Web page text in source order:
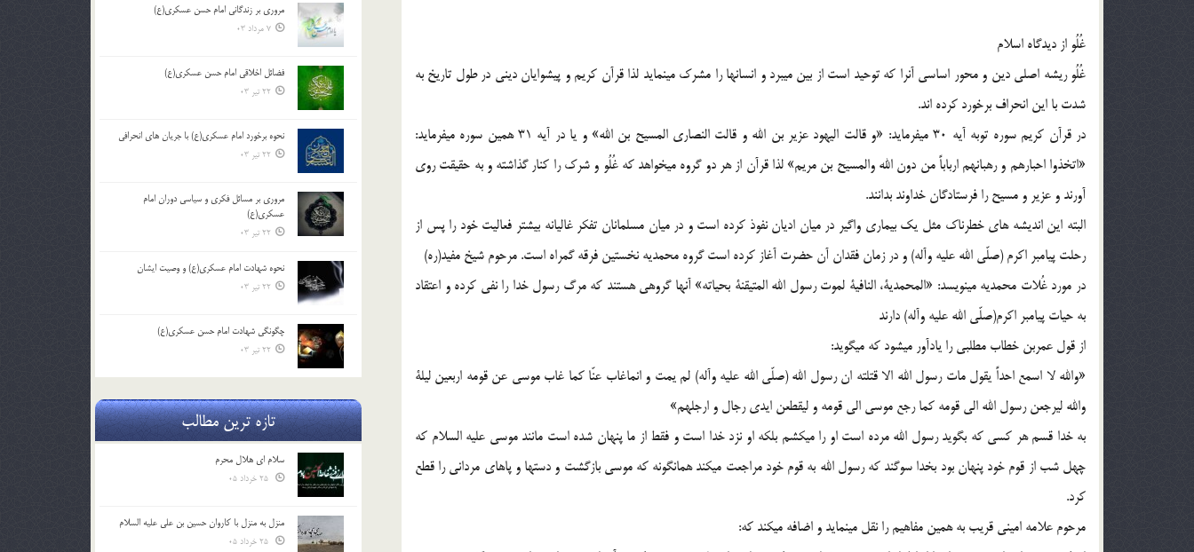
غُلُو از ديدگاه اسلام
غُلُو ريشه اصلي دين و محور اساسي آنرا كه توحيد است از بين ميبرد و انسانها را مشرك مينمايد لذا قرآن كريم و پيشوايان ديني در طول تاريخ به
شدت با اين انحراف برخورد كرده اند.
در قرآن كريم سوره توبه آيه 30 ميفرمايد: «و قالت اليهود عزير بن الله و قالت النصاري المسيح بن الله» و يا در آيه 31 همين سوره ميفرمايد:
«اتخذوا احبارهم و رهبانهم ارباباً من دون الله والمسيح بن مريم» لذا قرآن از هر دو گروه ميخواهد كه غُلُو و شرك را كنار گذاشته و به حقيقت روي
آورند و عزير و مسيح را فرستادگان خداوند بدانند.
البته اين انديشه هاي خطرناك مثل يك بيماري واگير در ميان اديان نفوذ كرده است و در ميان مسلمانان تفكر غاليانه بيشتر فعاليت خود را پس از
رحلت پيامبر اكرم (صلّي الله عليه وآله) و در زمان فقدان آن حضرت آغاز كرده است گروه محمديه نخستين فرقه گمراه است. مرحوم شيخ مفيد(ره)
در مورد غُلات محمديه مينويسد: «المحمدية، النافية لموت رسول الله المتيقنة بحياته» آنها گروهي هستند كه مرگ رسول خدا را نفي كرده و اعتقاد
به حيات پيامبر اكرم(صلّي الله عليه وآله) دارند
از قول عمربن خطاب مطلبي را يادآور ميشود كه ميگويد:
«والله لا اسمع احداً يقول مات رسول الله الا قتلته ان رسول الله (صلّي الله عليه وآله) لم يمت و انماغاب عنّا كما غاب موسي عن قومه اربعين ليلة
والله ليرجعن رسول الله الي قومه كما رجع موسي الي قومه و ليقطعن ايدي رجال و ارجلهم»
به خدا قسم هر كسي كه بگويد رسول الله مرده است او را ميكشم بلكه او نزد خدا است و فقط از ما پنهان شده است مانند موسي عليه السلام كه
چهل شب از قوم خود پنهان بود بخدا سوگند كه رسول الله به قوم خود مراجعت ميكند همانگونه كه موسي بازگشت و دستها و پاهاي مرداني را قطع
كرد.
مرحوم علامه اميني قريب به همين مفاهيم را نقل مينمايد و اضافه ميكند كه:
مروری بر زندگانی امام حسن عسکری(ع)
7 مرداد 03
فضائل اخلاقی امام حسن عسکری(ع)
22 تیر 03
نحوه برخورد امام عسکری(ع) با جریان های انحرافی
22 تیر 03
مروری بر مسائل فکری و سیاسی دوران امام
عسکری(ع)
22 تیر 03
نحوه شهادت امام عسکری(ع) و وصیت ایشان
22 تیر 03
چگونگی شهادت امام حسن عسکری(ع)
22 تیر 03
تازه ترین مطالب
سلام ای هلال محرم
منزل به منزل با کاروان حسین بن علی علیه السلام